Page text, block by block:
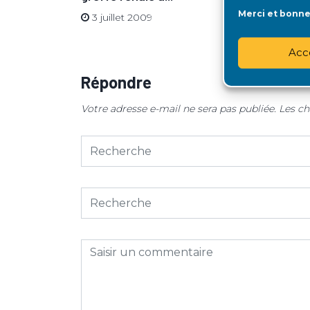
Merci et
3 juillet 2009
passe le
3 juillet
Répondre
Votre adresse e-mail ne sera pas publiée. Les